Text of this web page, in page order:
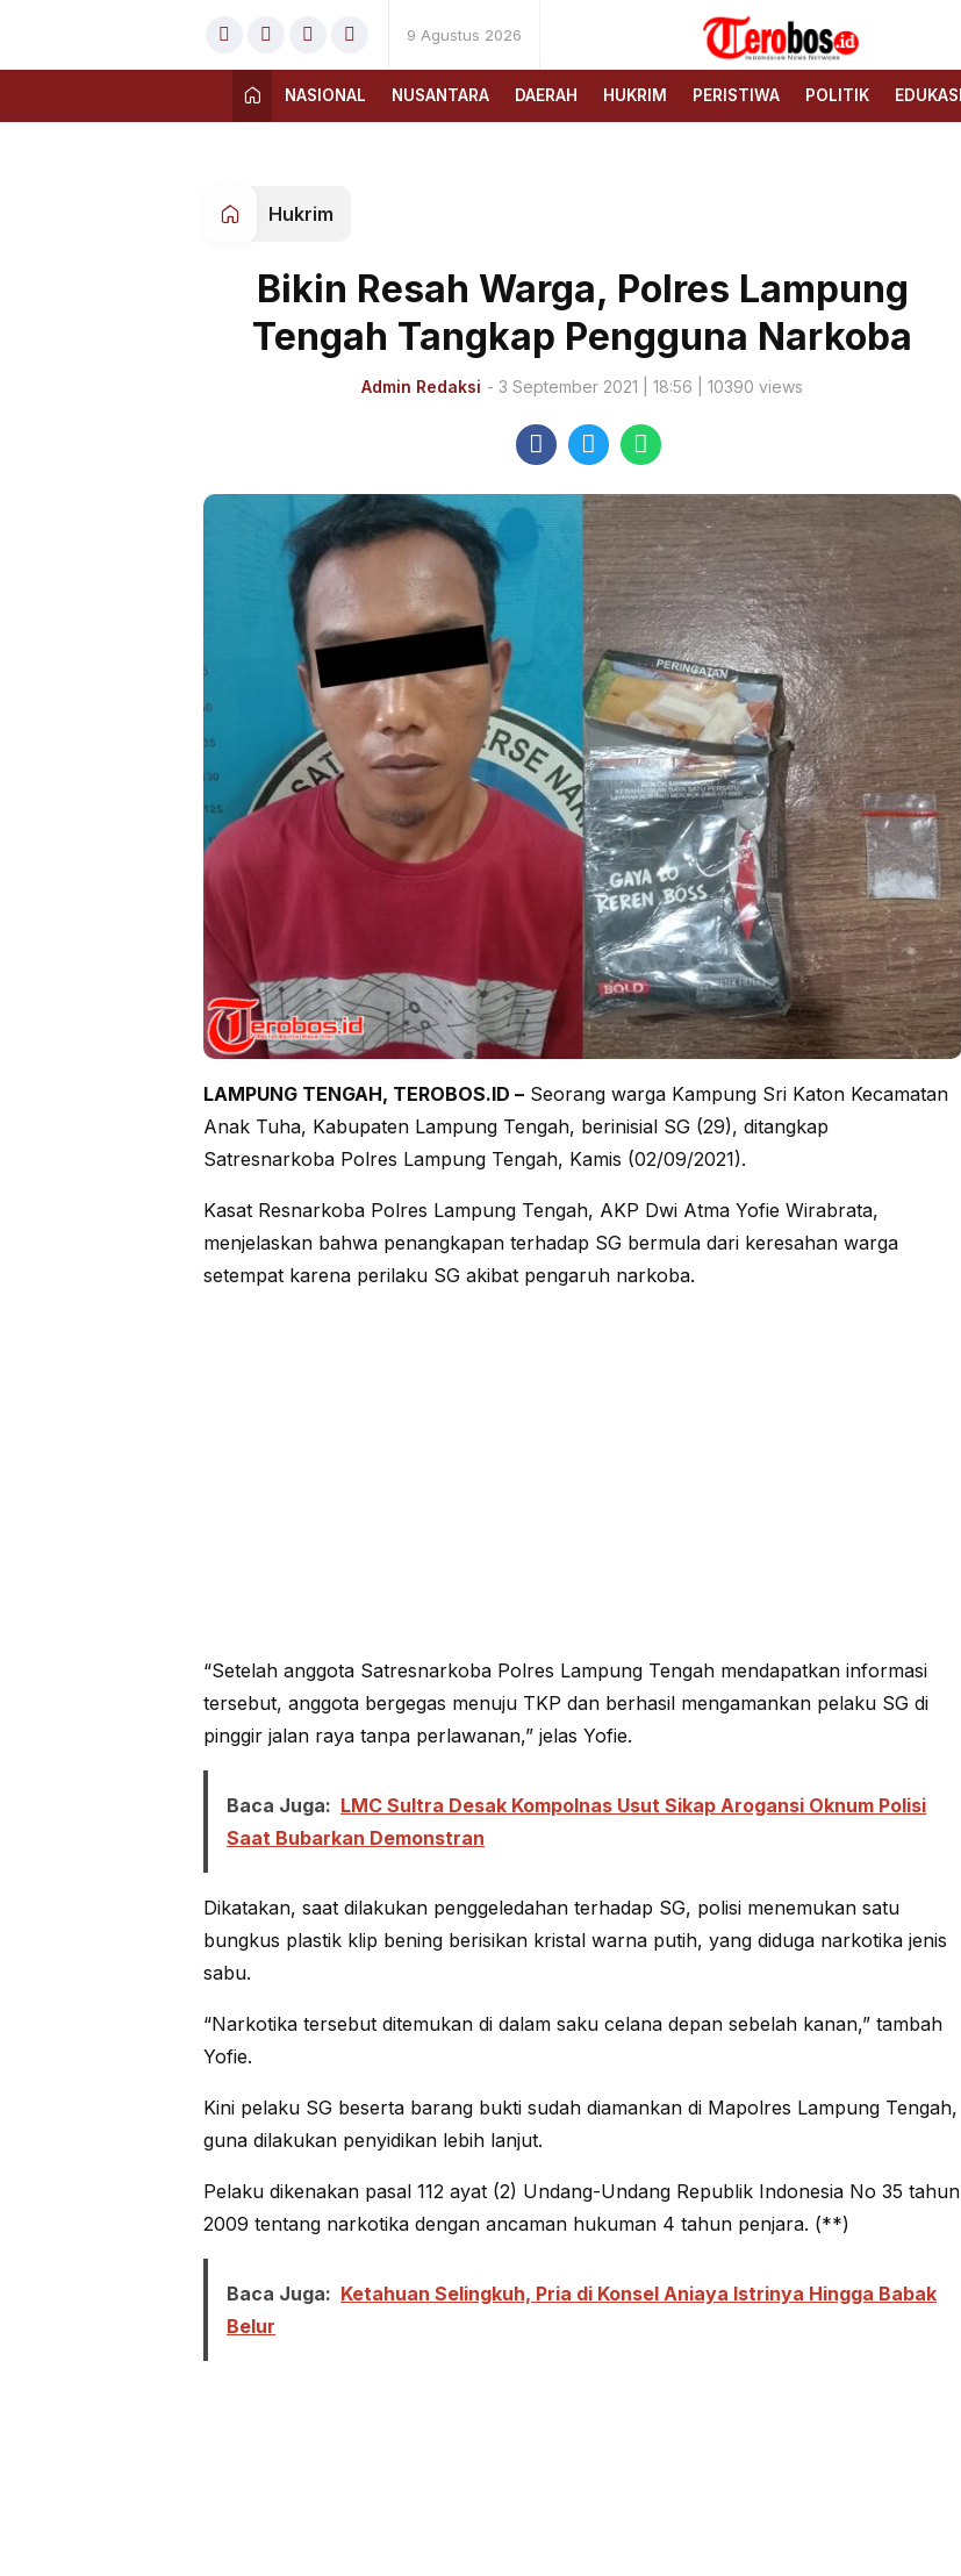
9 Agustus 2026
Terobos.id – Kabar terkini
dari Indonesia
Media siber yang
menyajikan berita terbaru
dan kabar terkini dari
NASIONAL NUSANTARA DAERAH HUKRIM PERISTIWA POLITIK EDUKASI
Hukrim
Bikin Resah Warga, Polres Lampung
Tengah Tangkap Pengguna Narkoba
Admin Redaksi - 3 September 2021 | 18:56 | 10390 views
LAMPUNG TENGAH, TEROBOS.ID – Seorang warga Kampung Sri Katon Kecamatan
Anak Tuha, Kabupaten Lampung Tengah, berinisial SG (29), ditangkap
Satresnarkoba Polres Lampung Tengah, Kamis (02/09/2021).
Kasat Resnarkoba Polres Lampung Tengah, AKP Dwi Atma Yofie Wirabrata,
menjelaskan bahwa penangkapan terhadap SG bermula dari keresahan warga
setempat karena perilaku SG akibat pengaruh narkoba.
“Setelah anggota Satresnarkoba Polres Lampung Tengah mendapatkan informasi
tersebut, anggota bergegas menuju TKP dan berhasil mengamankan pelaku SG di
pinggir jalan raya tanpa perlawanan,” jelas Yofie.
Baca Juga: LMC Sultra Desak Kompolnas Usut Sikap Arogansi Oknum Polisi
Saat Bubarkan Demonstran
Dikatakan, saat dilakukan penggeledahan terhadap SG, polisi menemukan satu
bungkus plastik klip bening berisikan kristal warna putih, yang diduga narkotika jenis
sabu.
“Narkotika tersebut ditemukan di dalam saku celana depan sebelah kanan,” tambah
Yofie.
Kini pelaku SG beserta barang bukti sudah diamankan di Mapolres Lampung Tengah,
guna dilakukan penyidikan lebih lanjut.
Pelaku dikenakan pasal 112 ayat (2) Undang-Undang Republik Indonesia No 35 tahun
2009 tentang narkotika dengan ancaman hukuman 4 tahun penjara. (**)
Baca Juga: Ketahuan Selingkuh, Pria di Konsel Aniaya Istrinya Hingga Babak
Belur